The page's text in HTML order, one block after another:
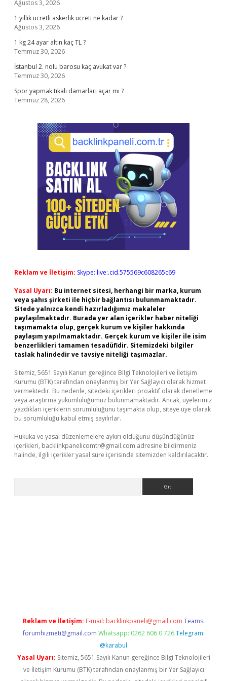
Ağustos 3, 2026
1 yıllık ücretli askerlik ücreti ne kadar ?
Ağustos 3, 2026
1 kg 24 ayar altın kaç TL ?
Temmuz 30, 2026
İstanbul 2. nolu barosu kaç avukat var ?
Temmuz 30, 2026
Spor yapmak tıkalı damarları açar mı ?
Temmuz 28, 2026
Reklam ve İletişim: Skype: live:.cid.575569c608265c69
Yasal Uyarı: Bu internet sitesi, herhangi bir marka, kurum
veya şahıs şirketi ile hiçbir bağlantısı bulunmamaktadır.
Sitede yalnızca kendi hazırladığımız makaleler
paylaşılmaktadır. Burada yer alan içerikler haber niteliği
taşımamakta olup, gerçek kurum ve kişiler hakkında
paylaşım yapılmamaktadır. Gerçek kurum ve kişiler ile isim
benzerlikleri tamamen tesadüfidir. Sitemizdeki bilgiler
taslak halindedir ve tavsiye niteliği taşımazlar.
Sitemiz, 5651 Sayılı Kanun gereğince Bilgi Teknolojileri ve İletişim
Kurumu (BTK) tarafından onaylanmış bir Yer Sağlayıcı olarak hizmet
vermektedir. Bu nedenle, sitedeki içerikleri proaktif olarak denetleme
veya araştırma yükümlülüğümüz bulunmamaktadır. Ancak, üyelerimiz
yazdıkları içeriklerin sorumluluğunu taşımakta olup, siteye üye olarak
bu sorumluluğu kabul etmiş sayılırlar.
Hukuka ve yasal düzenlemelere aykırı olduğunu düşündüğünüz
içerikleri, backlinkpanelicomtr@gmail.com adresine bildirmeniz
halinde, ilgili içerikler yasal süre içerisinde sitemizden kaldırılacaktır.
Reklam ve İletişim: E-mail: backlinkpaneli@gmail.com Teams:
forumhizmeti@gmail.com Whatsapp: 0262 606 0 726 Telegram:
@karabul
Yasal Uyarı: Sitemiz, 5651 Sayılı Kanun gereğince Bilgi Teknolojileri
ve İletişim Kurumu (BTK) tarafından onaylanmış bir Yer Sağlayıcı